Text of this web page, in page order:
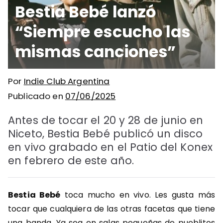
Bestia Bebé lanzó
“Siempre escucho las
mismas canciones”
Por Indie Club Argentina
Publicado en 07/06/2025
Antes de tocar el 20 y 28 de junio en
Niceto, Bestia Bebé publicó un disco
en vivo grabado en el Patio del Konex
en febrero de este año.
Bestia Bebé toca mucho en vivo. Les gusta más
tocar que cualquiera de las otras facetas que tiene